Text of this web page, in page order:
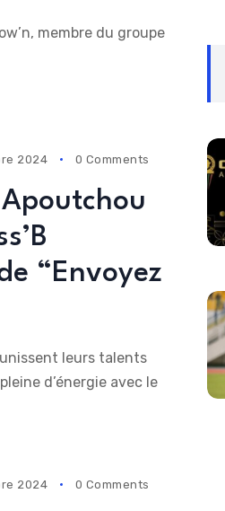
membre du groupe
2024 0 Comments
“Envoyez
leurs talents
d’énergie avec le
2024 0 Comments